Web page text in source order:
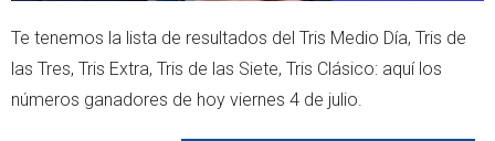
Te tenemos la lista de resultados del Tris Medio Día, Tris de
las Tres, Tris Extra, Tris de las Siete, Tris Clásico: aquí los
números ganadores de hoy viernes 4 de julio.